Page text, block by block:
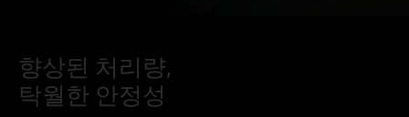
향상된 처리량,
탁월한 안정성